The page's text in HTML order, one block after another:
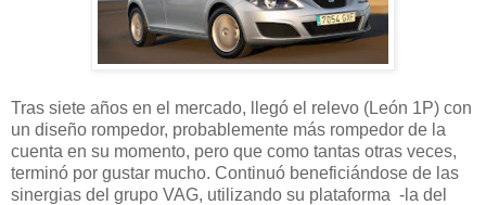
Tras siete años en el mercado, llegó el relevo (León 1P) con
un diseño rompedor, probablemente más rompedor de la
cuenta en su momento, pero que como tantas otras veces,
terminó por gustar mucho. Continuó beneficiándose de las
sinergias del grupo VAG, utilizando su plataforma -la del